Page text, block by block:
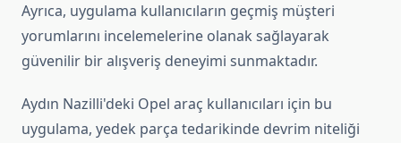
Ayrıca, uygulama kullanıcıların geçmiş müşteri
yorumlarını incelemelerine olanak sağlayarak
güvenilir bir alışveriş deneyimi sunmaktadır.
Aydın Nazilli'deki Opel araç kullanıcıları için bu
uygulama, yedek parça tedarikinde devrim niteliği